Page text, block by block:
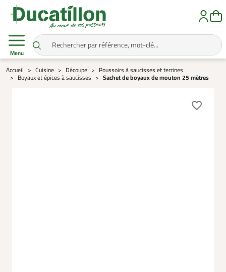
Menu
Accueil Cuisine Découpe
Poussoirs à saucisses et terrines
Boyaux et épices à saucisses
Sachet de boyaux de mouton 25 mètres
favorite_border